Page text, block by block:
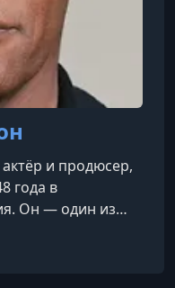
и продюсер,
года в
Он — один из
успешных
снялся